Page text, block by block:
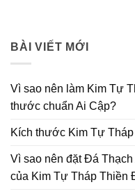
BÀI VIẾT MỚI
Vì sao nên làm Kim Tự
thước chuẩn Ai Cập?
Kích thước Kim Tự
Vì sao nên đặt Đá
của Kim Tự Tháp Thiền